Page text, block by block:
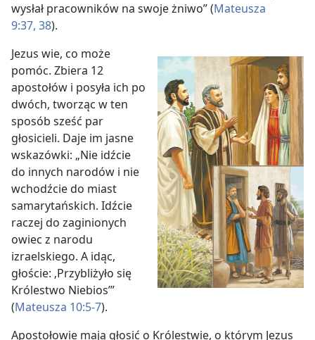
wysłał pracowników na swoje żniwo” (Mateusza
9:37, 38).
Jezus wie, co może
pomóc. Zbiera 12
apostołów i posyła ich po
dwóch, tworząc w ten
sposób sześć par
głosicieli. Daje im jasne
wskazówki: „Nie idźcie
do innych narodów i nie
wchodźcie do miast
samarytańskich. Idźcie
raczej do zaginionych
owiec z narodu
izraelskiego. A idąc,
głoście: ‚Przybliżyło się
Królestwo Niebios’”
(Mateusza 10:5-7).
Apostołowie mają głosić o Królestwie, o którym Jezus